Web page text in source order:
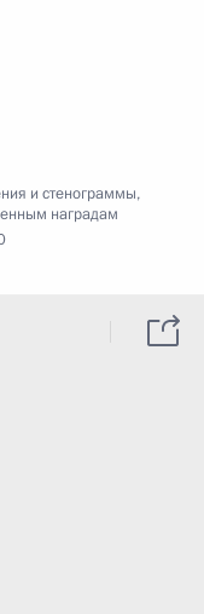
и стенограммы,
наградам